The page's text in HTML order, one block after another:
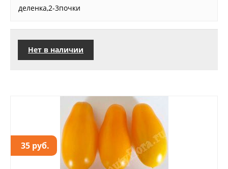
деленка,2-3почки
Нет в наличии
35 руб.